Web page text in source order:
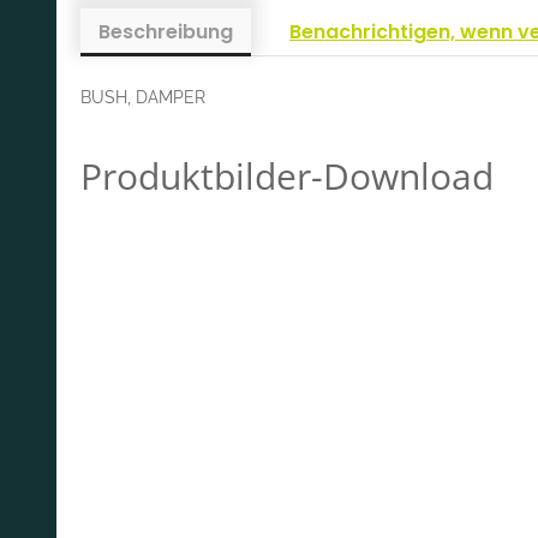
Beschreibung Benachrichtigen, wenn
BUSH, DAMPER
Produktbilder-Download